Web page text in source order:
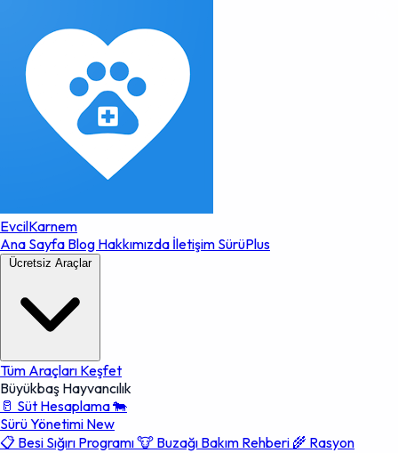
EvcilKarnem
Ana Sayfa Blog Hakkımızda İletişim SürüPlus
Ücretsiz Araçlar
Tüm Araçları Keşfet
Büyükbaş Hayvancılık
🥛 Süt Hesaplama🐄
Sürü Yönetimi New
📋 Besi Sığırı Programı🐮 Buzağı Bakım Rehberi 🌾 Rasyon